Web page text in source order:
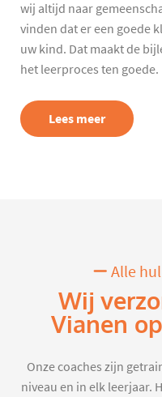
wij altijd naar
vinden dat er een goede
uw kind. Dat maakt de
het leerproces ten goede.
Lees meer
Alle
Wij
Vianen
Onze coaches zijn
niveau en in elk leerjaar.